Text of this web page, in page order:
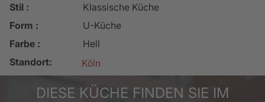
Stil :
Klassische Küche
Form :
U-Küche
Farbe :
Hell
Standort:
Köln
DIESE KÜCHE FINDEN SIE IM